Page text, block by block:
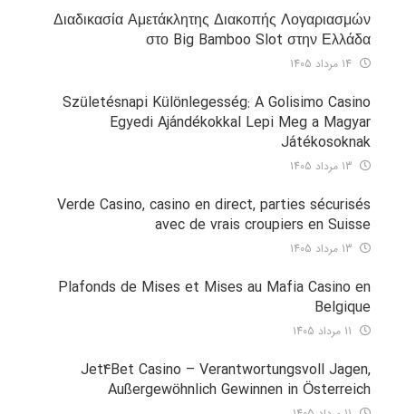
Διαδικασία Αμετάκλητης Διακοπής Λογαριασμών
στο Big Bamboo Slot στην Ελλάδα
Születésnapi Különlegesség: A Golisimo Casino
Egyedi Ajándékokkal Lepi Meg a Magyar
Játékosoknak
Verde Casino, casino en direct, parties sécurisés
avec de vrais croupiers en Suisse
Plafonds de Mises et Mises au Mafia Casino en
Belgique
Jet4Bet Casino – Verantwortungsvoll Jagen,
Außergewöhnlich Gewinnen in Österreich